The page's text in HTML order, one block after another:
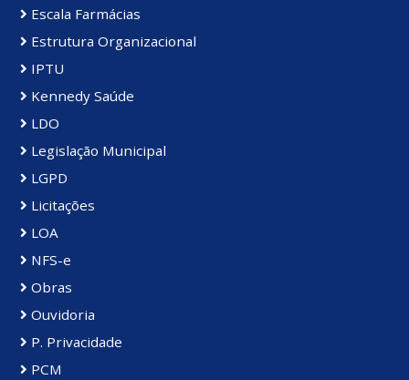
Escala Farmácias
Estrutura Organizacional
IPTU
Kennedy Saúde
LDO
Legislação Municipal
LGPD
Licitações
LOA
NFS-e
Obras
Ouvidoria
P. Privacidade
PCM